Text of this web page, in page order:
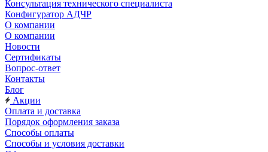
Консультация технического специалиста
Конфигуратор АДЧР
О компании
О компании
Новости
Сертификаты
Вопрос-ответ
Контакты
Блог
Акции
Оплата и доставка
Порядок оформления заказа
Способы оплаты
Способы и условия доставки